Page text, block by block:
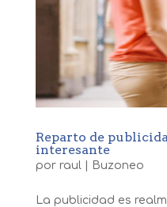
Reparto de
interesante
por raul Buzoneo
La publicidad es